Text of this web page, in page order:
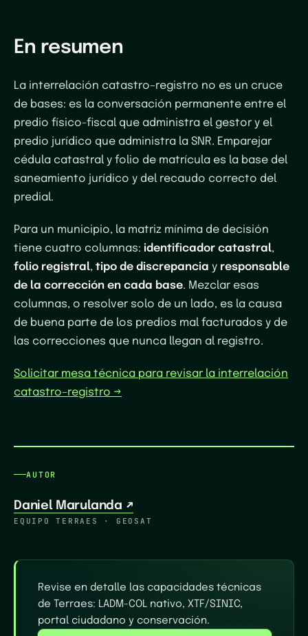
En resumen
La interrelación catastro–registro no es un cruce
de bases: es la conversación permanente entre el
predio físico-fiscal que administra el gestor y el
predio jurídico que administra la SNR. Emparejar
cédula catastral y folio de matrícula es la base del
saneamiento jurídico y del recaudo correcto del
predial.
Para un municipio, la matriz mínima de decisión
tiene cuatro columnas: identificador catastral,
folio registral, tipo de discrepancia y responsable
de la corrección en cada base. Mezclar esas
columnas, o resolver solo de un lado, es la causa
de buena parte de los predios mal facturados y de
las correcciones que nunca llegan al registro.
Solicitar mesa técnica para revisar la interrelación
catastro–registro →
AUTOR
Daniel Marulanda ↗
EQUIPO TERRAES · GEOSAT
Revise en detalle las capacidades técnicas
de Terraes: LADM-COL nativo, XTF/SINIC,
portal ciudadano y conservación.